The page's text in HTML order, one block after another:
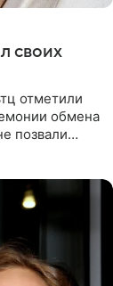
своих
отметили
обмена
позвали